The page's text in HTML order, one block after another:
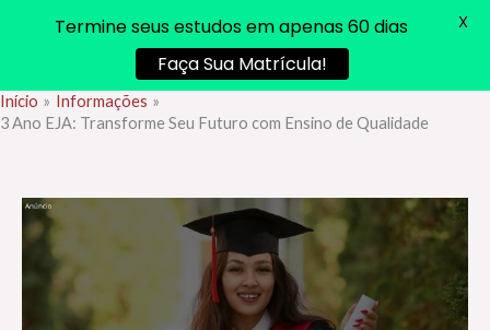
Ir
para
Início
Informações
3 Ano EJA: Transforme Seu Futuro com Ensino de Qualidade
Termine seus estudos em apenas 60 dias
Faça Sua Matrícula!
X